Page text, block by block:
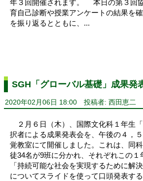
年３回開催されます。 本日の第３回
育自己診断や授業アンケートの結果を
を振り返るとともに、...
SGH「グローバル基礎」成果発
2020年02月06日 18:00 投稿者: 西田恵二
２月６日（木）、国際文化科１年生
択者による成果発表会を、午後の４，
覚教室にて開催しました。これは、同
徒34名が9班に分かれ、それぞれこの１
「持続可能な社会を実現するために解
についてスライドを使って口頭発表す